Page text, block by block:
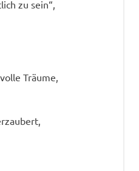
zu sein“,
Träume,